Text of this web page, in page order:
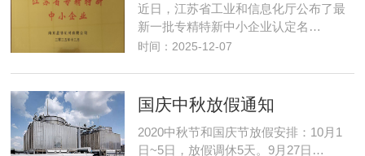
近日，江苏省工业和信息化厅公布了最
新一批专精特新中小企业认定名…
时间：2025-12-07
国庆中秋放假通知
2020中秋节和国庆节放假安排：10月1
日~5日，放假调休5天。9月27日…